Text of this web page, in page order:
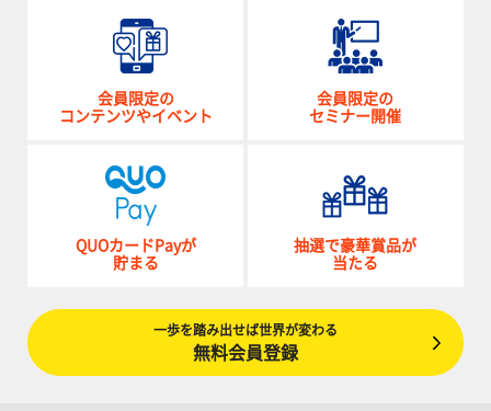
会員限定の
コンテンツやイベント
会員限定の
セミナー開催
QUOカードPayが
貯まる
抽選で豪華賞品が
当たる
一歩を踏み出せば世界が変わる
無料会員登録